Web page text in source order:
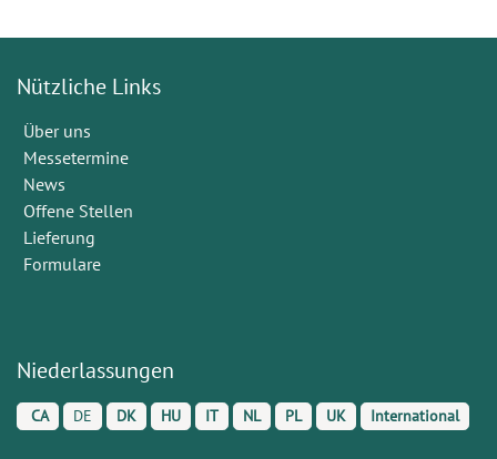
Nützliche Links
Über uns
Messetermine
News
Offene Stellen
Lieferung
Formulare
Niederlassungen
CA DE DK HU IT NL PL UK International